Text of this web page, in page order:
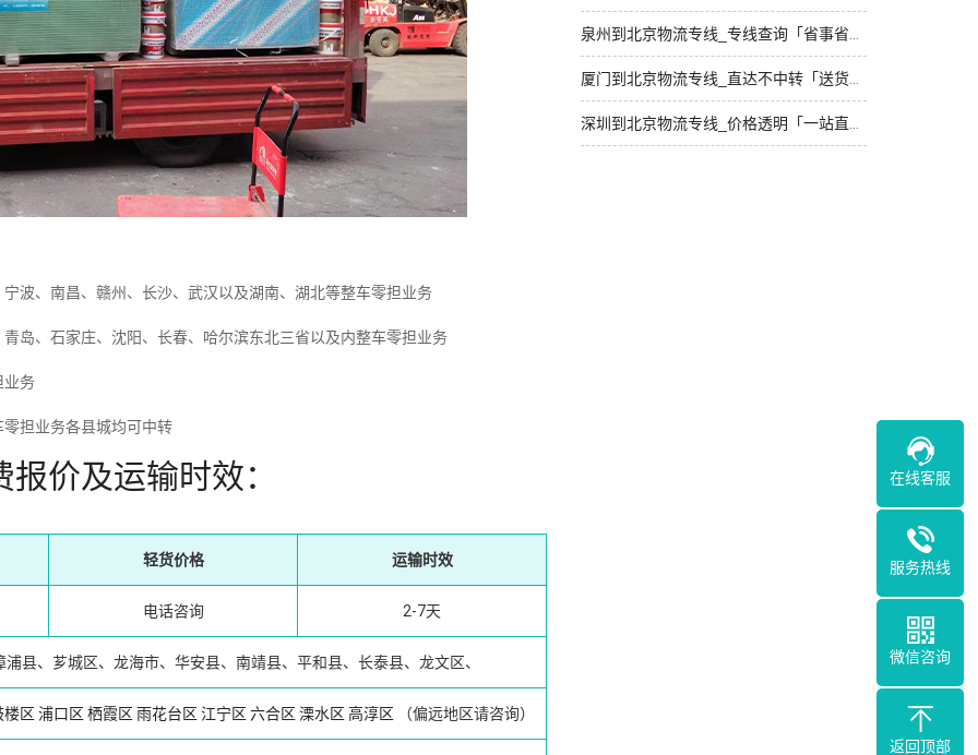
波、南昌、赣州、长沙、武汉以及湖南、湖北等整车零担业务
岛、石家庄、沈阳、长春、哈尔滨东北三省以及内整车零担业务
业务
担业务各县城均可中转
价及运输时效：
轻货价格 运输时效
电话咨询 2-7天
县、芗城区、龙海市、华安县、南靖县、平和县、长泰县、龙文区、
楼区 浦口区 栖霞区 雨花台区 江宁区 六合区 溧水区 高淳区 （偏远地区请咨询）
泉州到北京物流专线_专线查询「省事省心」
厦门到北京物流专线_直达不中转「送货到门」
深圳到北京物流专线_价格透明「一站直达」
在线客服
服务热线
微信咨询
返回顶部